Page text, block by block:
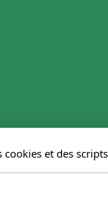
cookies et des